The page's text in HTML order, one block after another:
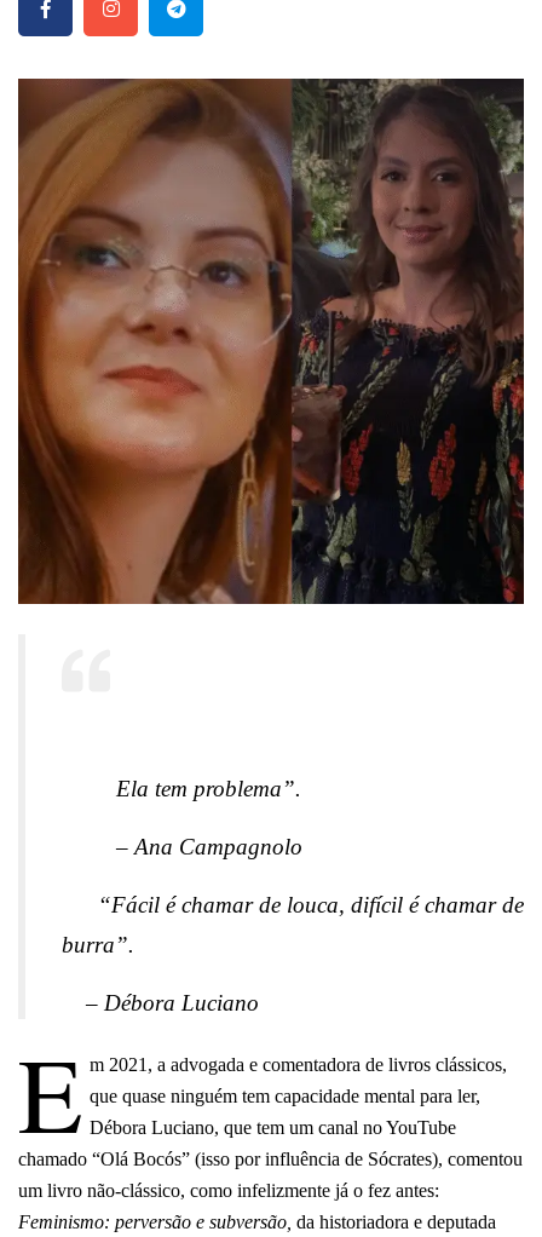
Ela tem problema”.
– Ana Campagnolo
“Fácil é chamar de louca, difícil é chamar de
burra”.
– Débora Luciano
E m 2021, a advogada e comentadora de livros clássicos,
que quase ninguém tem capacidade mental para ler,
Débora Luciano, que tem um canal no YouTube
chamado “Olá Bocós” (isso por influência de Sócrates), comentou
um livro não-clássico, como infelizmente já o fez antes:
Feminismo: perversão e subversão, da historiadora e deputada